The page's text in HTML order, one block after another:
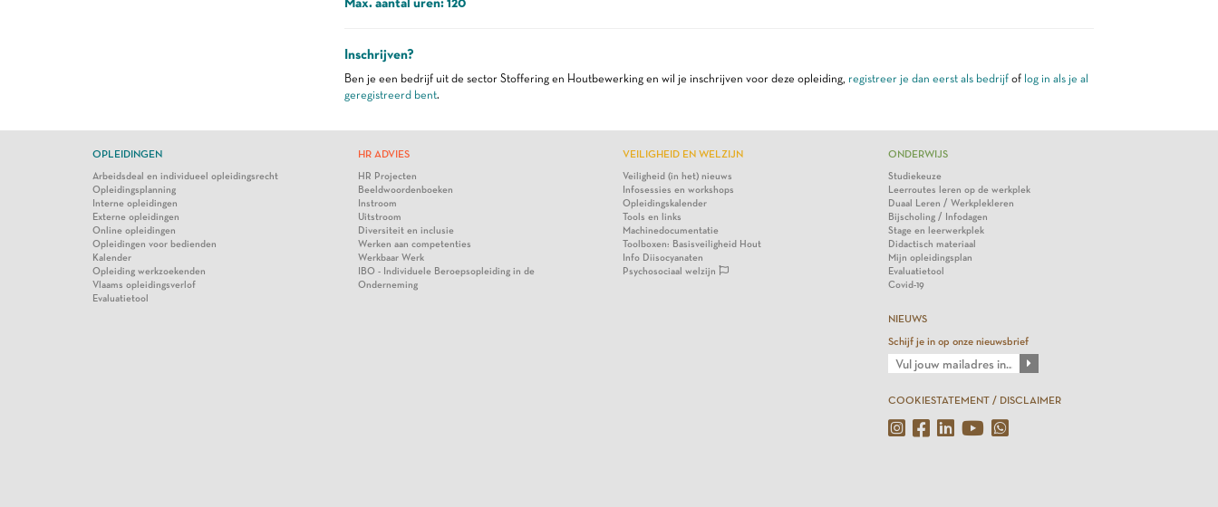
Inschrijven?
Ben je een bedrijf uit de sector Stoffering en Houtbewerking en wil je inschrijven voor deze opleiding, registreer je dan eerst als bedrijfof log in als je al
geregistreerd bent.
OPLEIDINGEN
Arbeidsdeal en individueel opleidingsrecht
Opleidingsplanning
Interne opleidingen
Externe opleidingen
Online opleidingen
Opleidingen voor bedienden
Kalender
Opleiding werkzoekenden
Vlaams opleidingsverlof
Evaluatietool
HR ADVIES
HR Projecten
Beeldwoordenboeken
Instroom
Uitstroom
Diversiteit en inclusie
Werken aan competenties
Werkbaar Werk
IBO - Individuele Beroepsopleiding in de
Onderneming
VEILIGHEID EN WELZIJN
Veiligheid (in het) nieuws
Infosessies en workshops
Opleidingskalender
Tools en links
Machinedocumentatie
Toolboxen: Basisveiligheid Hout
Info Diisocyanaten
Psychosociaal welzijn
ONDERWIJS
Studiekeuze
Leerroutes leren op de werkplek
Duaal Leren / Werkplekleren
Bijscholing / Infodagen
Stage en leerwerkplek
Didactisch materiaal
Mijn opleidingsplan
Evaluatietool
Covid-19
NIEUWS
Schijf je in op onze nieuwsbrief
COOKIESTATEMENT / DISCLAIMER